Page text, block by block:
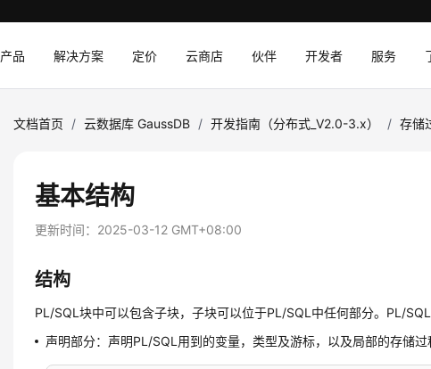
产品 解决方案 定价 云商店 伙伴 开发者 服务
文档首页 / 云数据库 GaussDB / 开发指南（分布式_V2.0-3.x） / 存储
基本结构
更新时间： 2025-03-12 GMT+08:00
结构
PL/SQL块中可以包含子块，子块可以位于PL/SQL中任何部分。PL/SQL
声明部分：声明PL/SQL用到的变量，类型及游标，以及局部的存储过